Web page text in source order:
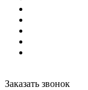
Заказать звонок